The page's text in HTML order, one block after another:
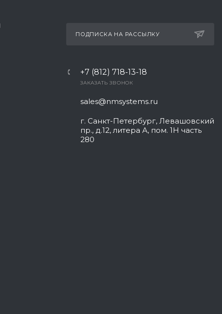
ПОДПИСКА НА РАССЫЛКУ
+7 (812) 718-13-18
ЗАКАЗАТЬ ЗВОНОК
sales@nmsystems.ru
г. Санкт-Петербург, Левашовский
пр., д.12, литера А, пом. 1Н часть
280